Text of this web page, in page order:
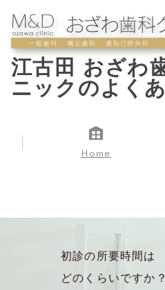
江古田 おざわ
ニックのよく
Home
初診の所要時間は
どのくらいですか？